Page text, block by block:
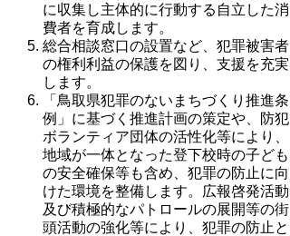
に収集し主体的に行動する自立した消
費者を育成します。
総合相談窓口の設置など、犯罪被害者
の権利利益の保護を図り、支援を充実
します。
「鳥取県犯罪のないまちづくり推進条
例」に基づく推進計画の策定や、防犯
ボランティア団体の活性化等により、
地域が一体となった登下校時の子ども
の安全確保等も含め、犯罪の防止に向
けた環境を整備します。広報啓発活動
及び積極的なパトロールの展開等の街
頭活動の強化等により、犯罪の防止と